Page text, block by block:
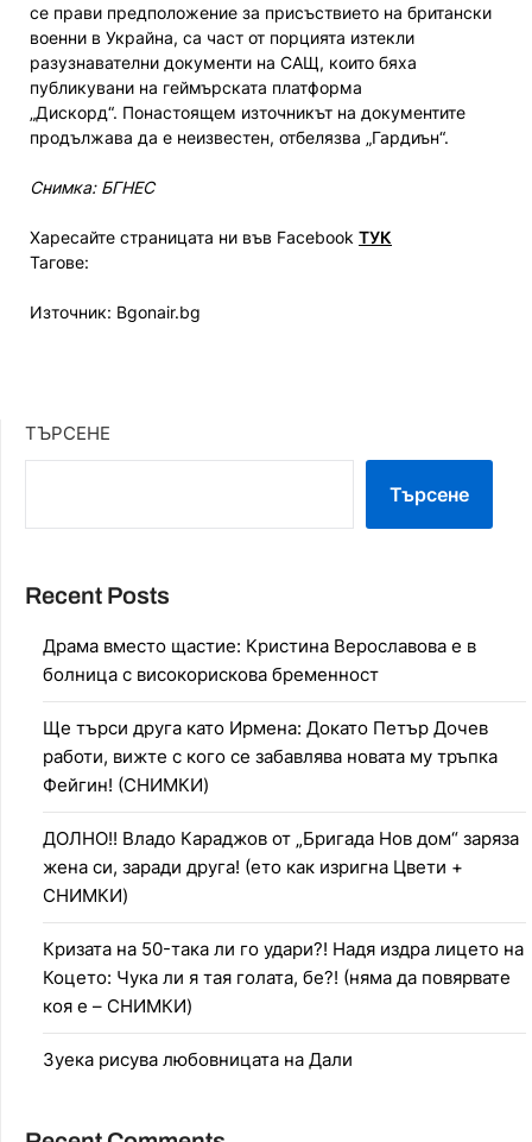
се прави предположение за присъствието на британски
военни в Украйна, са част от порцията изтекли
разузнавателни документи на САЩ, които бяха
публикувани на геймърската платформа
„Дискорд“. Понастоящем източникът на документите
продължава да е неизвестен, отбелязва „Гардиън“.
Снимка: БГНЕС
Харесайте страницата ни във Facebook ТУК
Тагове:
Източник: Bgonair.bg
ТЪРСЕНЕ
Търсене
Recent Posts
Драма вместо щастие: Кристина Верославова е в
болница с високорискова бременност
Ще търси друга като Ирмена: Докато Петър Дочев
работи, вижте с кого се забавлява новата му тръпка
Фейгин! (СНИМКИ)
ДОЛНО!! Владо Караджов от „Бригада Нов дом“ заряза
жена си, заради друга! (ето как изригна Цвети +
СНИМКИ)
Кризата на 50-така ли го удари?! Надя издра лицето на
Коцето: Чука ли я тая голата, бе?! (няма да повярвате
коя е – СНИМКИ)
Зуека рисува любовницата на Дали